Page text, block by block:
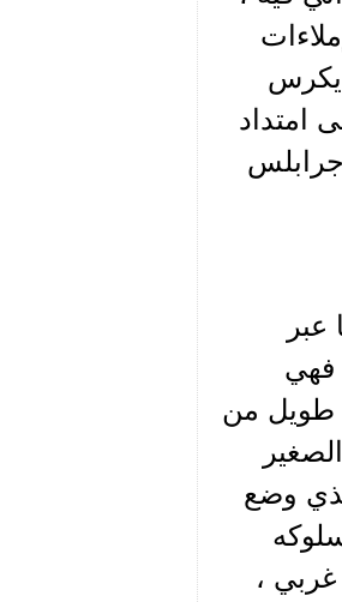
يكرس
امتداد
فهي
طويل من
وضع
،